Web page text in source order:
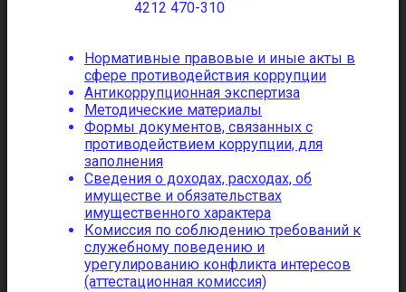
4212 470-310
Нормативные правовые и иные акты в
сфере противодействия коррупции
Антикоррупционная экспертиза
Методические материалы
Формы документов, связанных с
противодействием коррупции, для
заполнения
Сведения о доходах, расходах, об
имуществе и обязательствах
имущественного характера
Комиссия по соблюдению требований к
служебному поведению и
урегулированию конфликта интересов
(аттестационная комиссия)